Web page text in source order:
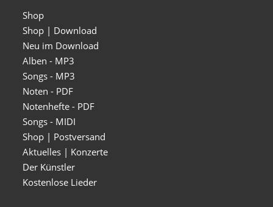
Shop
Shop | Download
Neu im Download
Alben - MP3
Songs - MP3
Noten - PDF
Notenhefte - PDF
Songs - MIDI
Shop | Postversand
Aktuelles | Konzerte
Der Künstler
Kostenlose Lieder